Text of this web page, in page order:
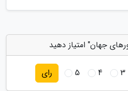
جهان" امتیاز دهید
3
4
5 رای